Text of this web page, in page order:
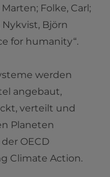
Folke, Carl;
Björn
for humanity“.
werden
angebaut,
verteilt und
Planeten
OECD
Climate Action.